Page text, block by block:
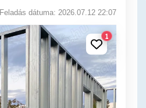
Feladás dátuma: 2026.07.12 22:07
1